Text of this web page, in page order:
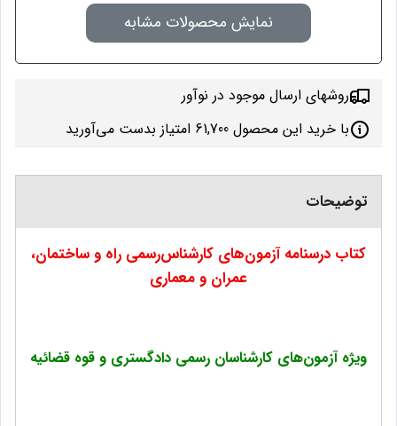
نمایش محصولات مشابه
روشهای ارسال موجود در نوآور
با خرید این محصول 61,700 امتیاز بدست می‌آورید
توضیحات
کتاب درسنامه آزمون‌های کارشناس‌رسمی راه و ساختمان،
عمران و معماری
ویژه آزمون‌های کارشناسان رسمی دادگستری و قوه قضائیه